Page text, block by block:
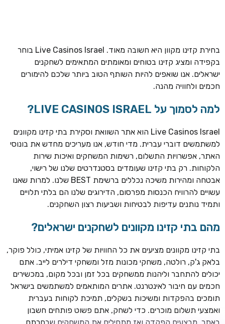
חבילת קבלת פנים: בונוס 100% עד 300€ + 100 ספיני בונוס על
ההפקדה הראשונה
CASOO
בונוס מתגלגל עד 2,000 ₪ + 200 ספינים חינם לשחקנים
חדשים
ROYSPINS
חינם על ההפקדות הראשונות
בחירת קזינו מקוון היא חשובה מאוד. Live Casinos Israel בוחר
בקפידה ומציג קזינו בטוחים ומאומתים המתאימים לשחקנים
ישראלים. אנו שואפים להיות השותף הטוב ביותר שלכם להימורים
חכמים ולחוויה מהנה.
למה לסמוך על LIVE CASINOS ISRAEL?
Live Casinos Israel הוא אתר השוואת וסקירת בתי קזינו מקוונים
למשתמשים דוברי עברית. מדי חודש, אנו מעריכים מחדש את בונוסי
האתר, אפשרויות התשלום, רשימות המשחקים ואיכות שירות
הלקוחות. רק בתי קזינו שעומדים בסטנדרטים שלנו של רישוי,
אבטחה ומהירות משיכה נכללים ברשימת BEST שלנו. למרות שאנו
עשויים להרוויח הכנסות מפרסום, הדירוגים שלנו הם בלתי תלויים
ותמיד נותנים עדיפות לבטיחות ושביעות רצון השחקנים.
מהם בתי קזינו מקוונים לשחקנים ישראלים?
בתי קזינו מקוונים מציעים את כל החוויות של קזינו אמיתי, כולל פוקר,
בלאק ג'ק, רולטה, משחקי מכונות מזל ומשחקי דילרים לייב. אתם
יכולים להתחבר וליהנות ממשחקים בכל זמן ובכל מקום, במכשירים
חכמים עם חיבור לאינטרנט. אתרים המותאמים למשתמשים בישראל
תומכים בהפקדות ומשיכות בשקלים, תמיכת לקוחות בעברית
ואמצעי תשלום מוכרים. כדי לשחק, אתם פשוט פותחים חשבון